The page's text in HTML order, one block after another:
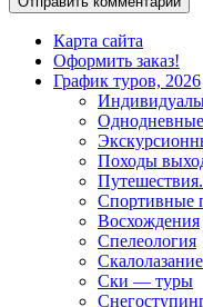
Карта сайта
Оформить заказ!
График туров, 2026
Походы
Спортивные
Восхождения
Спелеология
Скалолазание
Ски — туры